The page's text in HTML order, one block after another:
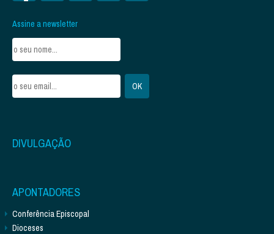
Assine a newsletter
DIVULGAÇÃO
APONTADORES
Conferência Episcopal
Dioceses